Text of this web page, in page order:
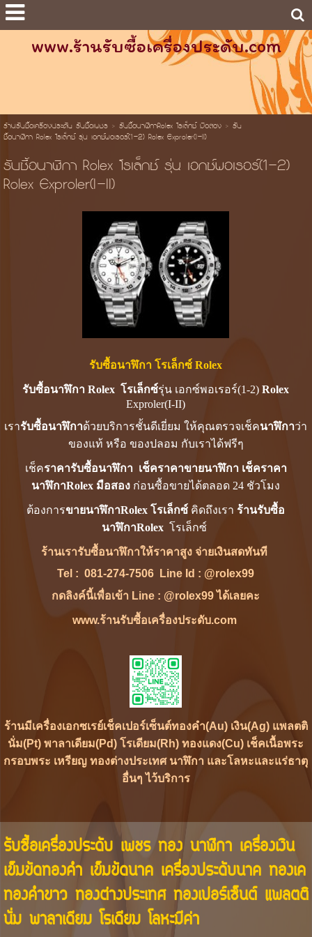
www.ร้านรับซื้อเครื่องประดับ.com
ร้านรับซื้อเครื่องประดับ รับซื้อเพชร> รับซื้อนาฬิกาRolex โรเล็กซ์ มือสอง> รับ
ซื้อนาฬิกา Rolex โรเล็กซ์ รุ่น เอกซ์พอเรอร์(1-2) Rolex Exproler(I-II)
รับซื้อนาฬิกา Rolex โรเล็กซ์ รุ่น เอกซ์พอเรอร์(1-2)
Rolex Exproler(I-II)
รับซื้อนาฬิกา โรเล็กซ์ Rolex
รับซื้อนาฬิกา Rolex โรเล็กซ์รุ่น เอกซ์พอเรอร์(1-2)Rolex
Exproler(I-II)
เรารับซื้อนาฬิกาด้วยบริการชั้นดีเยี่ยม ให้คุณตรวจเช็คนาฬิกาว่า
ของแท้ หรือ ของปลอม กับเราได้ฟรีๆ
เช็คราคารับซื้อนาฬิกาเช็คราคาขายนาฬิกาเช็คราคา
นาฬิกาRolex มือสอง ก่อนซื้อขายได้ตลอด 24 ชัวโมง
ต้องการขายนาฬิกาRolex โรเล็กซ์ คิดถึงเรา ร้านรับซื้อ
นาฬิกาRolex โรเล็กซ์
ร้านเรารับซื้อนาฬิกาให้ราคาสูง จ่ายเงินสดทันที
Tel :081-274-7506 Line Id : @rolex99
กดลิงค์นี้เพื่อเข้า Line : @rolex99 ได้เลยคะ
www.ร้านรับซื้อเครื่องประดับ.com
ร้านมีเครื่องเอกซเรย์เช็คเปอร์เซ็นต์ทองคำ(Au) เงิน(Ag) แพลตติ
นั่ม(Pt) พาลาเดียม(Pd) โรเดียม(Rh) ทองแดง(Cu) เช็คเนื้อพระ
กรอบพระ เหรียญ ทองต่างประเทศ นาฬิกา และโลหะและแร่ธาตุ
อื่นๆ ไว้บริการ
รับซื้อเครื่องประดับ เพชร ทอง นาฬิกา เครื่องเงิน
เข็มขัดทองคำ เข็มขัดนาค เครื่องประดับนาค ทองเค
ทองคำขาว ทองต่างประเทศ ทองเปอร์เซ็นต์ แพลตติ
นั่ม พาลาเดียม โรเดียม โลหะมีค่า